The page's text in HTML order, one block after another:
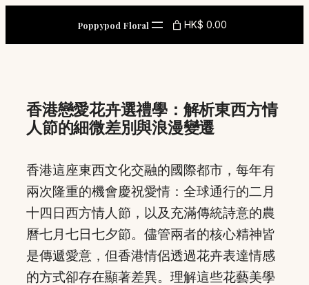
content
Poppypod Floral HK$ 0.00
香港戀愛花卉選禮學：解析東西方情
人節的細微差別與浪漫變遷
香港這座東西文化交融的國際都市，每年有
兩次隆重的機會慶祝愛情：全球通行的二月
十四日西方情人節，以及充滿傳統詩意的農
曆七月七日七夕節。儘管兩者的核心精神皆
是傳遞愛意，但香港情侶透過花卉表達情感
的方式卻存在顯著差異。理解這些花藝美學